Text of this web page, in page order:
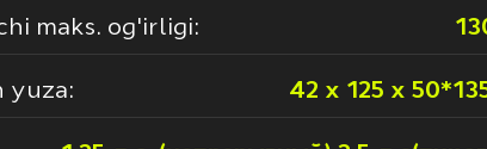
maks. og'irligi:
yuza: 42 x 125 x